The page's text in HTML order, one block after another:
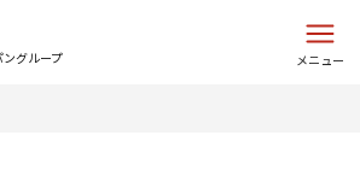
グループ メニュー